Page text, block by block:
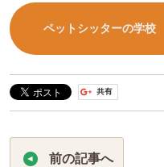
ペットシッターの学校
前の記事へ